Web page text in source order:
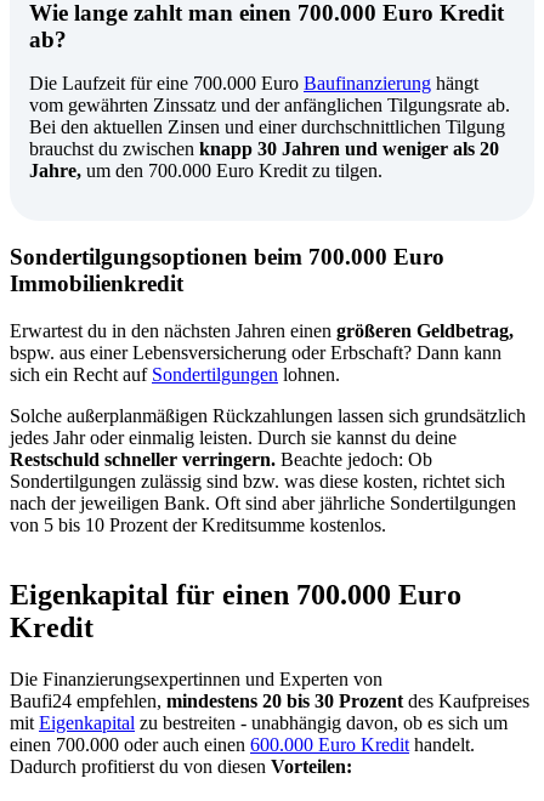
Wie lange zahlt man einen 700.000 Euro Kredit
ab?
Die Laufzeit für eine 700.000 Euro Baufinanzierung hängt
vom gewährten Zinssatz und der anfänglichen Tilgungsrate ab.
Bei den aktuellen Zinsen und einer durchschnittlichen Tilgung
brauchst du zwischen knapp 30 Jahren und weniger als 20
Jahre, um den 700.000 Euro Kredit zu tilgen.
Sondertilgungsoptionen beim 700.000 Euro
Immobilienkredit
Erwartest du in den nächsten Jahren einen größeren Geldbetrag,
bspw. aus einer Lebensversicherung oder Erbschaft? Dann kann
sich ein Recht auf Sondertilgungen lohnen.
Solche außerplanmäßigen Rückzahlungen lassen sich grundsätzlich
jedes Jahr oder einmalig leisten. Durch sie kannst du deine
Restschuld schneller verringern. Beachte jedoch: Ob
Sondertilgungen zulässig sind bzw. was diese kosten, richtet sich
nach der jeweiligen Bank. Oft sind aber jährliche Sondertilgungen
von 5 bis 10 Prozent der Kreditsumme kostenlos.
Eigenkapital für einen 700.000 Euro
Kredit
Die Finanzierungsexpertinnen und Experten von
Baufi24 empfehlen, mindestens 20 bis 30 Prozent des Kaufpreises
mit Eigenkapital zu bestreiten - unabhängig davon, ob es sich um
einen 700.000 oder auch einen 600.000 Euro Kredit handelt.
Dadurch profitierst du von diesen Vorteilen: